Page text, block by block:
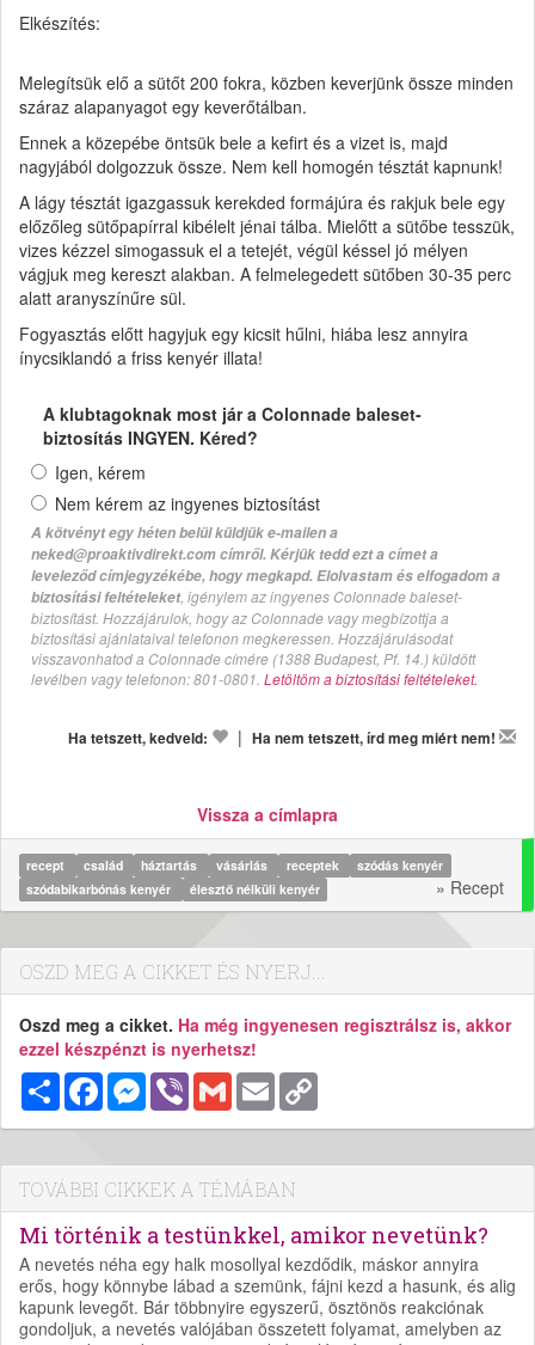
Elkészítés:
Melegítsük elő a sütőt 200 fokra, közben keverjünk össze minden
száraz alapanyagot egy keverőtálban.
Ennek a közepébe öntsük bele a kefirt és a vizet is, majd
nagyjából dolgozzuk össze. Nem kell homogén tésztát kapnunk!
A lágy tésztát igazgassuk kerekded formájúra és rakjuk bele egy
előzőleg sütőpapírral kibélelt jénai tálba. Mielőtt a sütőbe tesszük,
vizes kézzel simogassuk el a tetejét, végül késsel jó mélyen
vágjuk meg kereszt alakban. A felmelegedett sütőben 30-35 perc
alatt aranyszínűre sül.
Fogyasztás előtt hagyjuk egy kicsit hűlni, hiába lesz annyira
ínycsiklandó a friss kenyér illata!
A klubtagoknak most jár a Colonnade baleset-
biztosítás INGYEN. Kéred?
Igen, kérem
Nem kérem az ingyenes biztosítást
A kötvényt egy héten belül küldjük e-mailen a
neked@proaktivdirekt.com címről. Kérjük tedd ezt a címet a
leveleződ címjegyzékébe, hogy megkapd. Elolvastam és elfogadom a
biztosítási feltételeket, igénylem az ingyenes Colonnade baleset-
biztosítást. Hozzájárulok, hogy az Colonnade vagy megbízottja a
biztosítási ajánlataival telefonon megkeressen. Hozzájárulásodat
visszavonhatod a Colonnade címére (1388 Budapest, Pf. 14.) küldött
levélben vagy telefonon: 801-0801. Letöltöm a biztosítási feltételeket.
Ha tetszett, kedveld: | Ha nem tetszett, írd meg miért nem!
Vissza a címlapra
recept család háztartás vásárlás receptek
szódás kenyér
szódabikarbónás kenyér
élesztő nélküli kenyér » Recept
OSZD MEG A CIKKET ÉS NYERJ...
Oszd meg a cikket. Ha még ingyenesen regisztrálsz is, akkor
ezzel készpénzt is nyerhetsz!
MegosztásFacebookMessenger
Viber Gmail Email
TOVÁBBI CIKKEK A TÉMÁBAN
Mi történik a testünkkel, amikor nevetünk?
A nevetés néha egy halk mosollyal kezdődik, máskor annyira
erős, hogy könnybe lábad a szemünk, fájni kezd a hasunk, és alig
kapunk levegőt. Bár többnyire egyszerű, ösztönös reakciónak
gondoljuk, a nevetés valójában összetett folyamat, amelyben az